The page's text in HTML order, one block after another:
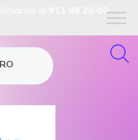
911 98 20 00